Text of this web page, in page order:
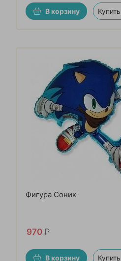
В корзину
Фигура Соник
970 ₽
В корзину